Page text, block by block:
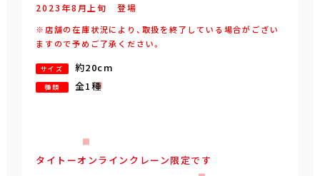
2023年8 月 上旬 登場
※店舗の在庫状況により、取扱を終了している場合がござい
ますので予めご了承ください。
サイズ 約20cm
種類 全1種
タイトーオンラインクレーン限定です